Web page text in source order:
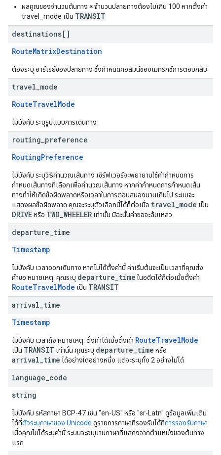
ผลคูณของจำนวนต้นทาง × จำนวนปลายทางต้องไม่เกิน 100 หากตั้งค่า
travel_mode เป็น TRANSIT
destinations[]
RouteMatrixDestination
ต้องระบุ อาร์เรย์ของปลายทาง ซึ่งกำหนดคอลัมน์ของเมทริกซ์การตอบกลับ
travel mode
RouteTravelMode
ไม่บังคับ ระบุรูปแบบการเดินทาง
routing preference
RoutingPreference
ไม่บังคับ ระบุวิธีคำนวณเส้นทาง เซิร์ฟเวอร์จะพยายามใช้ค่ากำหนดการ
กำหนดเส้นทางที่เลือกเพื่อคำนวณเส้นทาง หากค่ากำหนดการกำหนดเส้น
ทางทำให้เกิดข้อผิดพลาดหรือเวลาในการตอบสนองนานเกินไป ระบบจะ
แสดงผลข้อผิดพลาด คุณจะระบุตัวเลือกนี้ได้ก็ต่อเมื่อ travel_mode เป็น
DRIVEหรือ TWO_WHEELER เท่านั้น มิฉะนั้นคำขอจะล้มเหลว
departure time
Timestamp
ไม่บังคับ เวลาออกเดินทาง หากไม่ได้ตั้งค่านี้ ค่าเริ่มต้นจะเป็นเวลาที่คุณส่ง
คำขอ หมายเหตุ: คุณระบุ departure_time ในอดีตได้ก็ต่อเมื่อตั้งค่า
RouteTravelMode เป็น TRANSIT
arrival time
Timestamp
ไม่บังคับ เวลาถึง หมายเหตุ: ตั้งค่าได้เมื่อตั้งค่า RouteTravelMode
เป็น TRANSIT เท่านั้น คุณระบุ departure_time หรือ
arrival_time ได้อย่างใดอย่างหนึ่ง แต่จะระบุทั้ง 2 อย่างไม่ได้
language code
string
ไม่บังคับ รหัสภาษา BCP-47 เช่น "en-US" หรือ "sr-Latn" ดูข้อมูลเพิ่มเติม
ได้ที่ตัวระบุภาษาของ Unicode ดูรายการภาษาที่รองรับได้ที่การรองรับภาษา
เมื่อคุณไม่ได้ระบุค่านี้ ระบบจะอนุมานภาษาที่แสดงจากตำแหน่งของต้นทาง
แรก